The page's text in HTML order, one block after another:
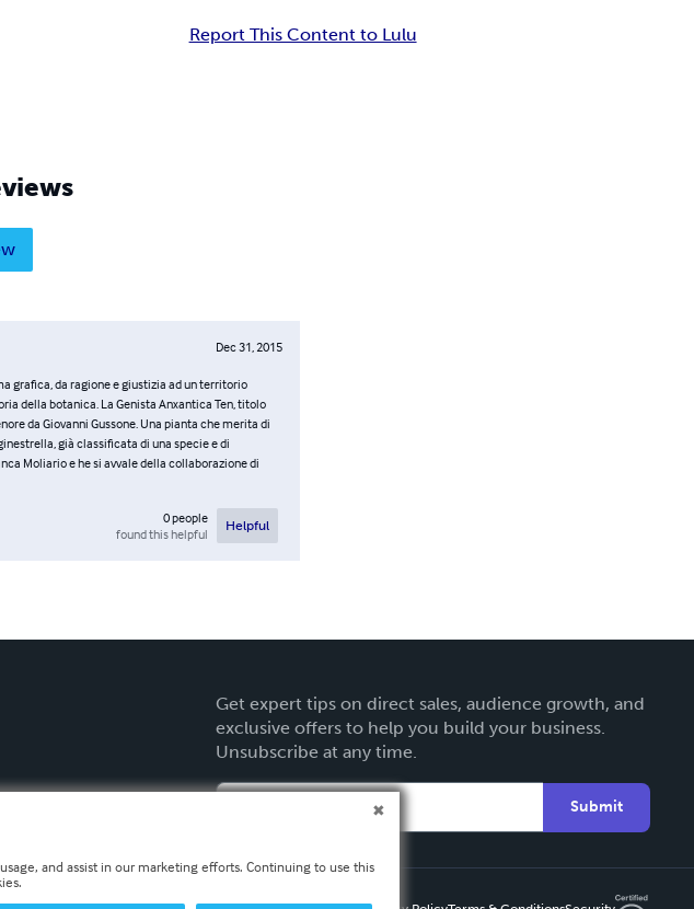
Report This Content to Lulu
Dec 31, 2015
grafica, da ragione e giustizia ad un territorio
della botanica. La Genista Anxantica Ten, titolo
da Giovanni Gussone. Una pianta che merita di
già classificata di una specie e di
Moliario e he si avvale della collaborazione di
0people
found this helpful
Helpful
Get expert tips on direct sales, audience growth, and
exclusive offers to help you build your business.
Unsubscribe at any time.
Submit
and assist in our marketing efforts. Continuing to use this